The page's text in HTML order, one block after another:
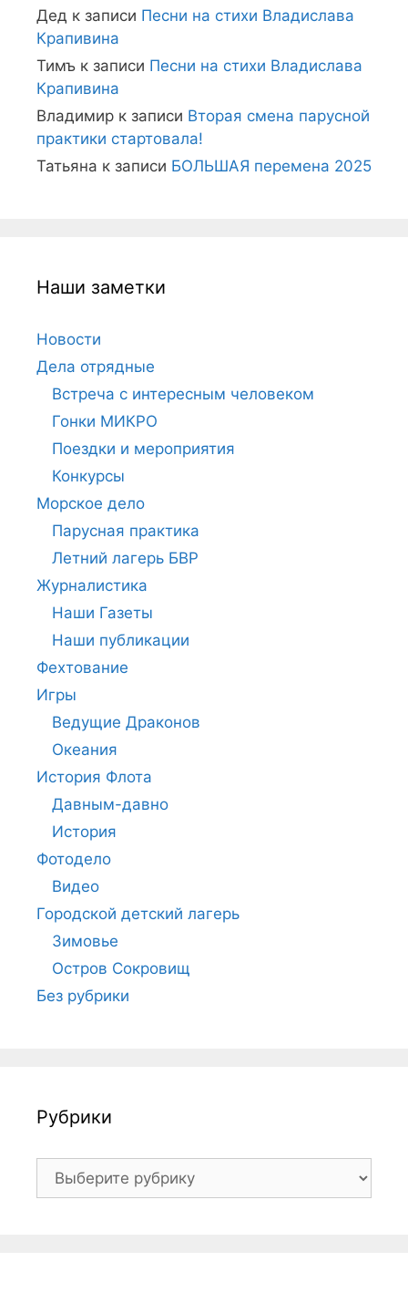
Дед к записи Песни на стихи Владислава
Крапивина
Тимъ к записи Песни на стихи Владислава
Крапивина
Владимир к записи Вторая смена парусной
практики стартовала!
Татьяна к записи БОЛЬШАЯ перемена 2025
Наши заметки
Новости
Дела отрядные
Встреча с интересным человеком
Гонки МИКРО
Поездки и мероприятия
Конкурсы
Морское дело
Парусная практика
Летний лагерь БВР
Журналистика
Наши Газеты
Наши публикации
Фехтование
Игры
Ведущие Драконов
Океания
История Флота
Давным-давно
История
Фотодело
Видео
Городской детский лагерь
Зимовье
Остров Сокровищ
Без рубрики
Рубрики
Рубрики